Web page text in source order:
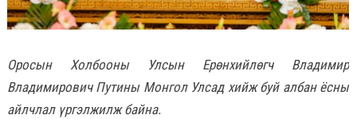
Оросын Холбооны Улсын Ерөнхийлөгч Владимир
Владимирович Путины Монгол Улсад хийж буй албан ёсны
айлчлал үргэлжилж байна.